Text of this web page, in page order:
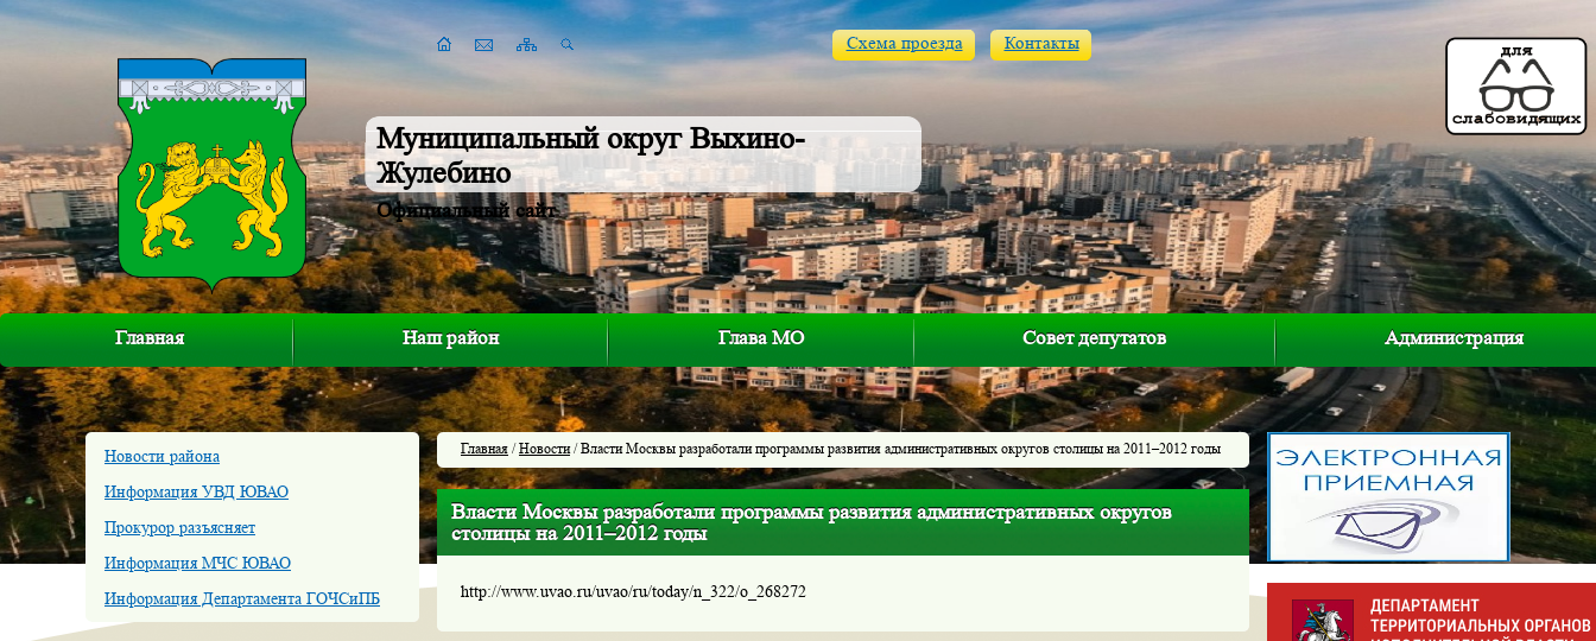
Муниципальный округ Выхино-
Жулебино
Официальный сайт
Схема проезда Контакты
Главная Наш район Глава МО Совет депутатов Администрация
Новости района
Информация УВД ЮВАО
Прокурор разъясняет
Информация МЧС ЮВАО
Информация Департамента ГОЧСиПБ
Главная /Новости/ Власти Москвы разработали программы развития административных округов столицы на 2011–2012 годы
Власти Москвы разработали программы развития административных округов
столицы на 2011–2012 годы
http://www.uvao.ru/uvao/ru/today/n_322/o_268272